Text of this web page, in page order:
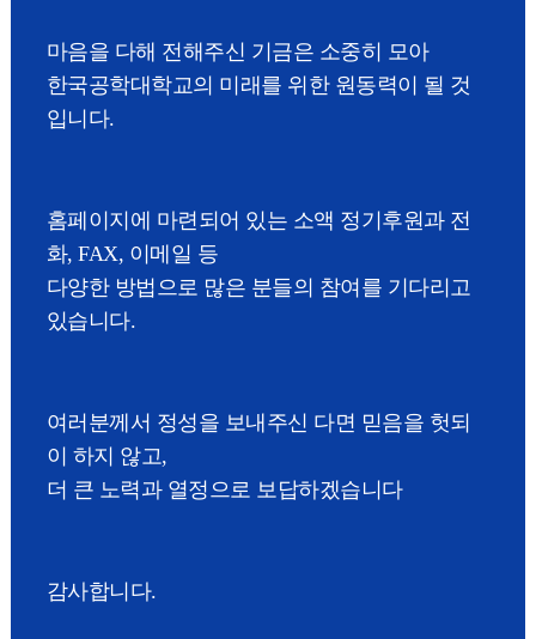
마음을 다해 전해주신 기금은 소중히 모아
한국공학대학교의 미래를 위한 원동력이 될 것
입니다.
홈페이지에 마련되어 있는 소액 정기후원과 전
화, FAX, 이메일 등
다양한 방법으로 많은 분들의 참여를 기다리고
있습니다.
여러분께서 정성을 보내주신 다면 믿음을 헛되
이 하지 않고,
더 큰 노력과 열정으로 보답하겠습니다
감사합니다.